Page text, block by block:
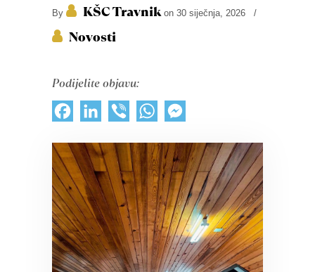
By KŠC Travnikon 30 siječnja, 2026 /
Novosti
Podijelite objavu:
FacebookLinkedInViber WhatsApp